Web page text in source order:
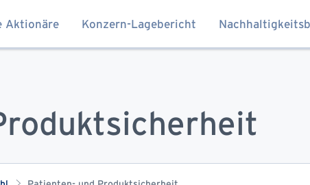
Aktionäre Konzern-Lagebericht
E-MAIL